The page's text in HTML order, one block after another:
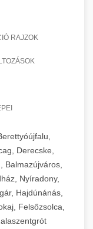
RAJZOK
Derecske,
Balmazújváros,
Nyíradony,
Hajdúnánás,
Felsőzsolca,